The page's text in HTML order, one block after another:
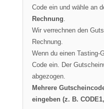
Code ein und wähle an
Rechnung.
Wir verrechnen den
Rechnung.
Wenn du einen Tasting-
Code ein. Der
abgezogen.
Mehrere
eingeben (z. B.